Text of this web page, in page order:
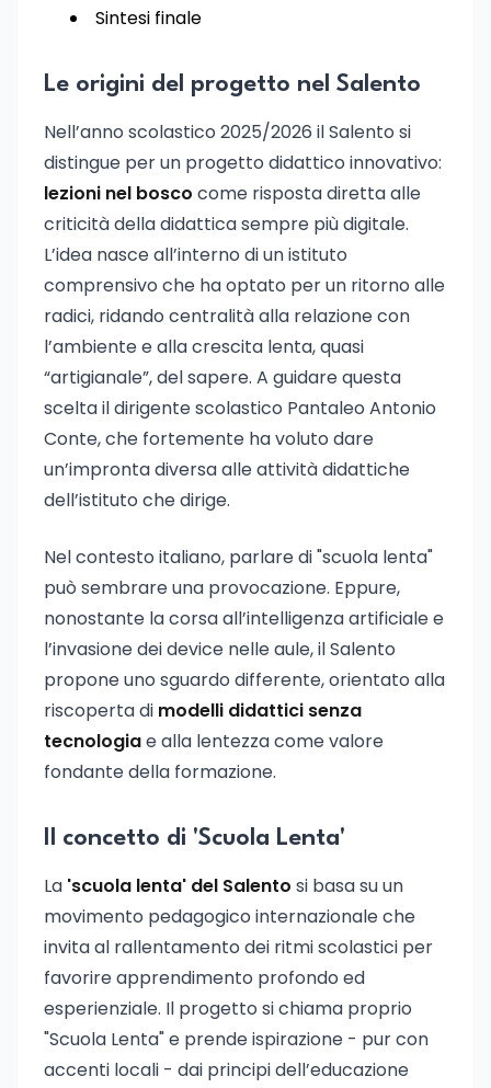
Sintesi finale
Le origini del progetto nel Salento
Nell’anno scolastico 2025/2026 il Salento si
distingue per un progetto didattico innovativo:
lezioni nel bosco come risposta diretta alle
criticità della didattica sempre più digitale.
L’idea nasce all’interno di un istituto
comprensivo che ha optato per un ritorno alle
radici, ridando centralità alla relazione con
l’ambiente e alla crescita lenta, quasi
“artigianale”, del sapere. A guidare questa
scelta il dirigente scolastico Pantaleo Antonio
Conte, che fortemente ha voluto dare
un’impronta diversa alle attività didattiche
dell’istituto che dirige.
Nel contesto italiano, parlare di "scuola lenta"
può sembrare una provocazione. Eppure,
nonostante la corsa all’intelligenza artificiale e
l’invasione dei device nelle aule, il Salento
propone uno sguardo differente, orientato alla
riscoperta di modelli didattici senza
tecnologiae alla lentezza come valore
fondante della formazione.
Il concetto di 'Scuola Lenta'
La 'scuola lenta' del Salento si basa su un
movimento pedagogico internazionale che
invita al rallentamento dei ritmi scolastici per
favorire apprendimento profondo ed
esperienziale. Il progetto si chiama proprio
"Scuola Lenta" e prende ispirazione - pur con
accenti locali - dai principi dell’educazione